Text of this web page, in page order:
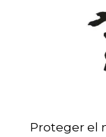
Proteger el